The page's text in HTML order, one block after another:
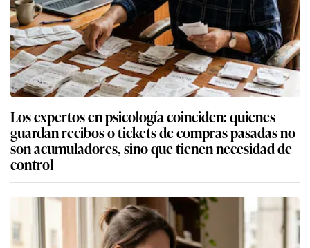
Los expertos en psicología coinciden: quienes
guardan recibos o tickets de compras pasadas no
son acumuladores, sino que tienen necesidad de
control